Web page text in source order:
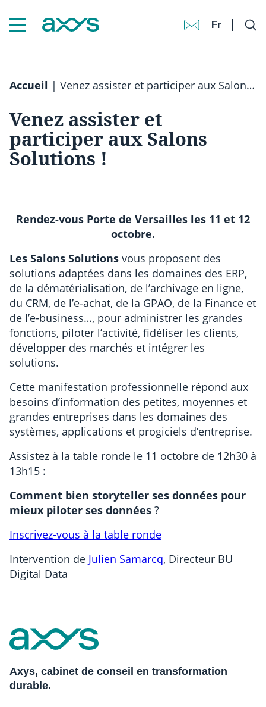
Fr
Accueil | Venez assister et participer aux Salons Solutions !
Venez assister et
participer aux Salons
Solutions !
Rendez-vous Porte de Versailles les 11 et 12
octobre.
Les Salons Solutions vous proposent des
solutions adaptées dans les domaines des ERP,
de la dématérialisation, de l’archivage en ligne,
du CRM, de l’e-achat, de la GPAO, de la Finance et
de l’e-business…, pour administrer les grandes
fonctions, piloter l’activité, fidéliser les clients,
développer des marchés et intégrer les
solutions.
Cette manifestation professionnelle répond aux
besoins d’information des petites, moyennes et
grandes entreprises dans les domaines des
systèmes, applications et progiciels d’entreprise.
Assistez à la table ronde le 11 octobre de 12h30 à
13h15 :
Comment bien storyteller ses données pour
mieux piloter ses données ?
Inscrivez-vous à la table ronde
Intervention de Julien Samarcq, Directeur BU
Digital Data
Axys, cabinet de conseil en transformation
durable.